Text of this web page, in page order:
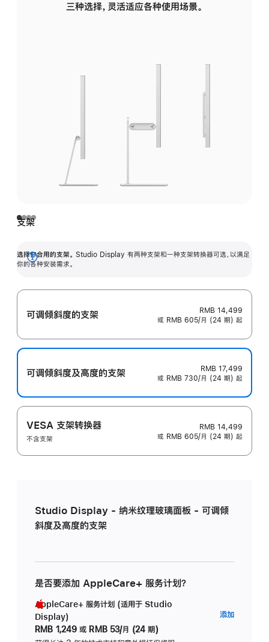
三种选择，灵活适应各种使用场景。
支架
选择你合用的支架。 Studio Display 有两种支架和一种支架转换器可选，以满足
你的各种安装需求。
展
可调倾斜度的支架
RMB 14,499
或 RMB 605/月 (24 期) 起
可调倾斜度及高‍度的支‍架
RMB 17,499
或 RMB 730/月 (24 期) 起
VESA 支架转换器
不含支架
RMB 14,499
或 RMB 605/月 (24 期) 起
Studio Display - 纳米纹理玻璃面板 - 可调倾
斜度及高度的支架
是否要添加 AppleCare+ 服务计划？
AppleCare+ 服务计划 (适用于 Studio
Display)
RMB 1,249 或 RMB 53/月 (24 期)
添加